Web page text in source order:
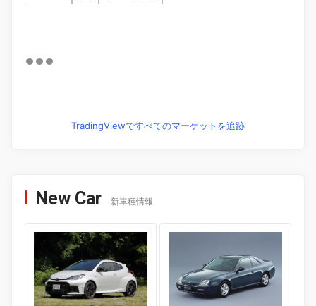
TradingViewですべてのマーケットを追跡
New Car 新車種情報